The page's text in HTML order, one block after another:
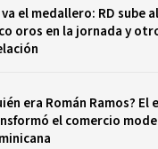
el medallero: RD sube
oros en la jornada y
era Román Ramos?
el comercio